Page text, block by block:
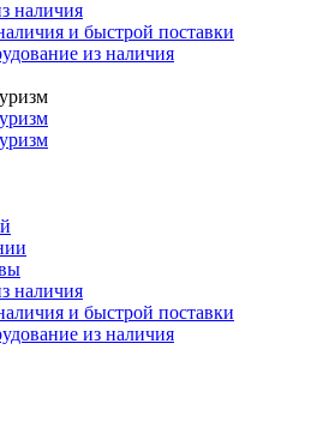
и быстрой поставки
и быстрой поставки